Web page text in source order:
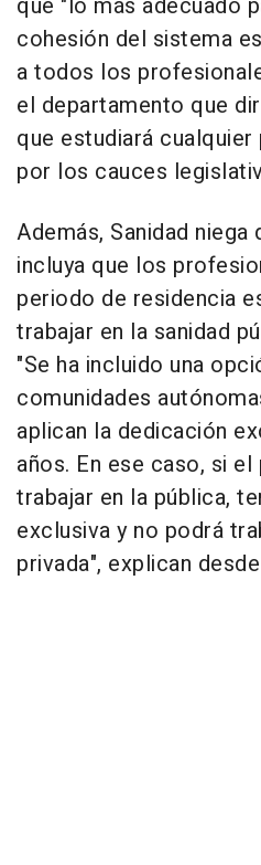
cohesión del sistema
a todos los
el departamento que
que estudiará
por los cauces
Además, Sanidad
incluya que los
periodo de residencia
trabajar en la sanidad
"Se ha incluido una
comunidades
aplican la dedicación
años. En ese caso, si
trabajar en la pública,
exclusiva y no podrá
privada", explican